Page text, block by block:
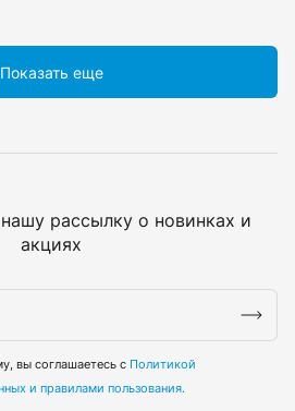
Показать еще
рассылку о новинках и
акциях
вы соглашаетесь с Политикой
и правилами пользования.